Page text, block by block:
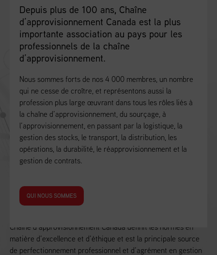
Alimenter la croissance économique du Canada
Chaîne d’approvisionnement Canada définit les normes en
matière d’excellence et d’éthique et est la principale source
de perfectionnement professionnel et d’agrément en gestion
Depuis plus de 100 ans, Chaîne
d’approvisionnement Canada est la plus
importante association au pays pour les
professionnels de la chaîne
d’approvisionnement.
Nous sommes forts de nos 4 000 membres, un nombre
qui ne cesse de croître, et représentons aussi la
profession plus large œuvrant dans tous les rôles liés à
la chaîne d’approvisionnement, du sourçage, à
l’approvisionnement, en passant par la logistique, la
gestion des stocks, le transport, la distribution, les
opérations, la durabilité, le réapprovisionnement et la
gestion de contrats.
QUI NOUS SOMMES